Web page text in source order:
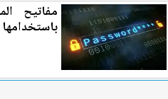
مفاتيح ال
باستخدامها